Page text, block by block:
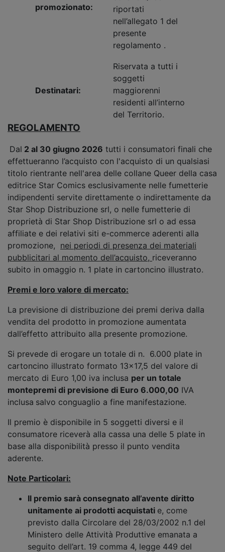
promozionato:
riportati
nell’allegato 1 del
presente
regolamento .
Destinatari:
Riservata a tutti i
soggetti
maggiorenni
residenti all’interno
del Territorio.
REGOLAMENTO
Dal 2 al 30 giugno 2026 tutti i consumatori finali che
effettueranno l’acquisto con l'acquisto di un qualsiasi
titolo rientrante nell'area delle collane Queer della casa
editrice Star Comics esclusivamente nelle fumetterie
indipendenti servite direttamente o indirettamente da
Star Shop Distribuzione srl, o nelle fumetterie di
proprietà di Star Shop Distribuzione srl o ad essa
affiliate e dei relativi siti e-commerce aderenti alla
promozione, nei periodi di presenza dei materiali
pubblicitari al momento dell’acquisto, riceveranno
subito in omaggio n. 1 plate in cartoncino illustrato.
Premi e loro valore di mercato:
La previsione di distribuzione dei premi deriva dalla
vendita del prodotto in promozione aumentata
dall’effetto attribuito alla presente promozione.
Si prevede di erogare un totale di n. 6.000 plate in
cartoncino illustrato formato 13x17,5 del valore di
mercato di Euro 1,00 iva inclusa per un totale
montepremi di previsione di Euro 6.000,00 IVA
inclusa salvo conguaglio a fine manifestazione.
Il premio è disponibile in 5 soggetti diversi e il
consumatore riceverà alla cassa una delle 5 plate in
base alla disponibilità presso il punto vendita
aderente.
Note Particolari:
Il premio sarà consegnato all’avente diritto
unitamente ai prodotti acquistati e, come
previsto dalla Circolare del 28/03/2002 n.1 del
Ministero delle Attività Produttive emanata a
seguito dell’art. 19 comma 4, legge 449 del